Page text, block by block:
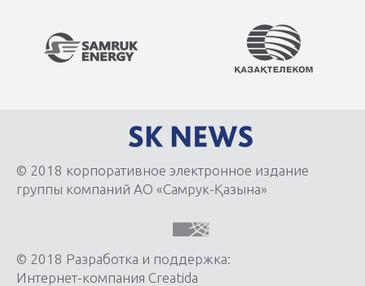
© 2018 корпоративное электронное издание
группы компаний АО «Самрук-Қазына»
© 2018 Разработка и поддержка:
Интернет-компания Creatida